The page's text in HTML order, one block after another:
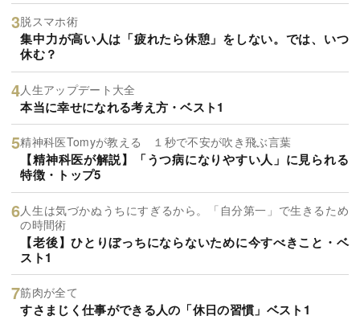
脱スマホ術
集中力が高い人は「疲れたら休憩」をしない。では、いつ
休む？
人生アップデート大全
本当に幸せになれる考え方・ベスト1
精神科医Tomyが教える １秒で不安が吹き飛ぶ言葉
【精神科医が解説】「うつ病になりやすい人」に見られる
特徴・トップ5
人生は気づかぬうちにすぎるから。「自分第一」で生きるため
の時間術
【老後】ひとりぼっちにならないために今すべきこと・ベ
スト1
筋肉が全て
すさまじく仕事ができる人の「休日の習慣」ベスト1